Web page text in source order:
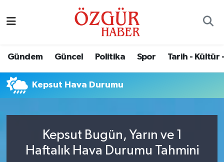
Gündem Güncel Politika Spor Tarih - Kültür
Kepsut Hava Durumu
Kepsut Bugün, Yarın ve 1
Haftalık Hava Durumu Tahmini
Eğitim
Ekonomi
Güncel
Nöbetçi Eczaneler
Namaz Vakitleri
Trafik Durumu
Süper Lig Puan Durumu ve Fikstür